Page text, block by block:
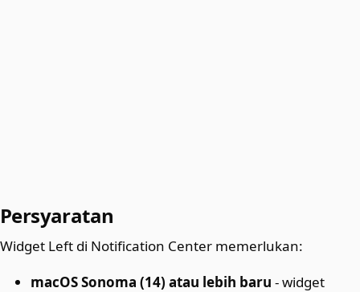
Persyaratan
Widget Left di Notification Center memerlukan:
macOS Sonoma (14) atau lebih baru - widget